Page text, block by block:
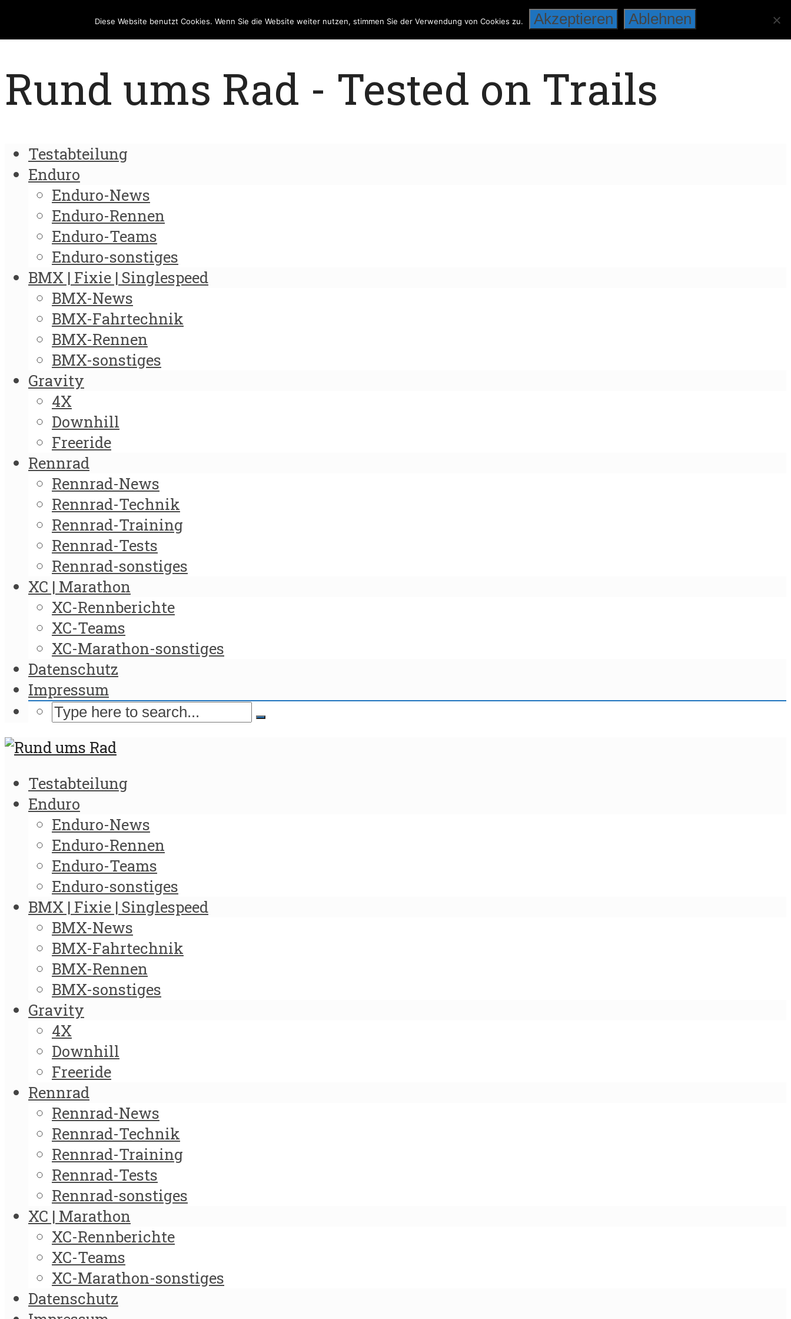
Rund ums Rad - Tested on Trails
Testabteilung
Enduro
Enduro-News
Enduro-Rennen
Enduro-Teams
Enduro-sonstiges
BMX | Fixie | Singlespeed
BMX-News
BMX-Fahrtechnik
BMX-Rennen
BMX-sonstiges
Gravity
4X
Downhill
Freeride
Rennrad
Rennrad-News
Rennrad-Technik
Rennrad-Training
Rennrad-Tests
Rennrad-sonstiges
XC | Marathon
XC-Rennberichte
XC-Teams
XC-Marathon-sonstiges
Datenschutz
Impressum
Testabteilung
Enduro
Enduro-News
Enduro-Rennen
Enduro-Teams
Enduro-sonstiges
BMX | Fixie | Singlespeed
BMX-News
BMX-Fahrtechnik
BMX-Rennen
BMX-sonstiges
Gravity
4X
Downhill
Freeride
Rennrad
Rennrad-News
Rennrad-Technik
Rennrad-Training
Rennrad-Tests
Rennrad-sonstiges
XC | Marathon
XC-Rennberichte
XC-Teams
XC-Marathon-sonstiges
Datenschutz
Diese Website benutzt Cookies. Wenn Sie die Website weiter nutzen, stimmen Sie der Verwendung von Cookies zu. Akzeptieren Ablehnen